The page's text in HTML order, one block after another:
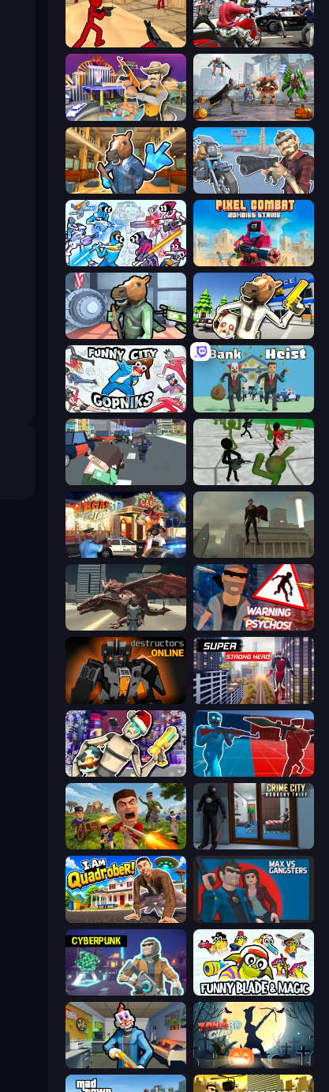
Stickman Counter Terror Strike Grand Action Simulator: New York
Casino Robbery Flying Bat Robot Car Transform Game
Bank Robbery 2 Shoot and Drive
Space Wars Battleground Pixel Combat: Zombies Strike
Bank Robbery Bank Robbery: Escape
Funny City: Gopniks Bank Heist
Stickman Zombie 3D
Vegas Clash 3D The Superman - Theme is Aliens
Dragon Vice City City of Psychos
Destructors Online Super Strong Hero
Cyberpunk: Corporation Battle of the Soldiers: Red vs Blue
Redcoats.io Crime City Robbery Thief Games
I Am Quadrober! Max vs Gangsters
Cyberpunk: Resistance Funny Blade & Magic
Save the Hostages Zombie Clash 3D: Halloween